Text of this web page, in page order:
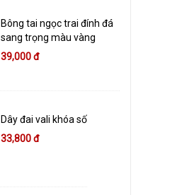
Bông tai ngọc trai đính đá
sang trọng màu vàng
39,000 đ
Dây đai vali khóa số
33,800 đ